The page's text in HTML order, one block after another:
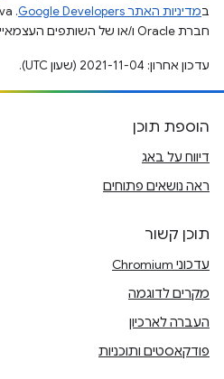
במדיניות האתר Google Developers‏
חברת Oracle ו/או של השותפים העצמאיים שלה.
עדכון אחרון: 2021-11-04 (שעון UTC).
הוספת תוכן
דיווח על באג
ראה נושאים פתוחים
תוכן קשור
עדכוני Chromium
מקרים לדוגמה
העברה לארכיון
פודקאסטים ותוכניות